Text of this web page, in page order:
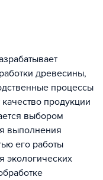
древесины,
процессы
продукции
выбором
выполнения
его работы
экологических